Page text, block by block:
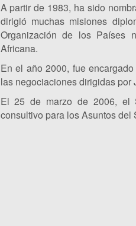
A partir de 1983, ha sido
dirigió muchas misiones
Organización de los Países
Africana.
En el año 2000, fue
las negociaciones dirigidas por
El 25 de marzo de 2006, el
consultivo para los Asuntos del